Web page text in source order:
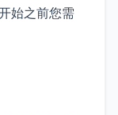
始之前您需